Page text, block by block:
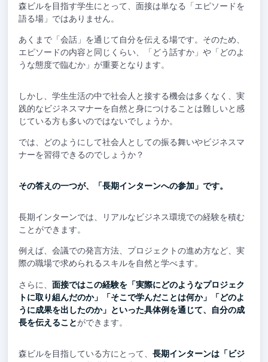
森ビルを目指す学生にとって、面接は単なる「エピソードを
語る場」ではありません。
あくまで「会話」を通じて自分を伝える場です。そのため、
エピソードの内容と同じくらい、「どう話すか」や「どのよ
うな態度で臨むか」が重要となります。
しかし、学生生活の中で社会人と接する機会は多くなく、実
践的なビジネスマナーを自然と身につけることは難しいと感
じている方も多いのではないでしょうか。
では、どのようにして社会人としての振る舞いやビジネスマ
ナーを習得できるのでしょうか？
その答えの一つが、「長期インターンへの参加」です。
長期インターンでは、リアルなビジネス環境での経験を積む
ことができます。
例えば、会議での発言方法、プロジェクトの進め方など、実
際の職場で求められるスキルを自然と学べます。
さらに、 面接ではこの経験を「実際にどのようなプロジェク
トに取り組んだのか」「そこで学んだことは何か」「どのよ
うに成果を出したのか」といった具体例を通じて、自分の成
長を伝えることができます。
森ビルを目指している方にとって、 長期インターンは「ビジ